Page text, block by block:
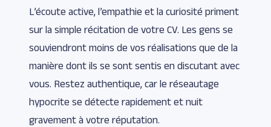
L’écoute active, l’empathie et la curiosité priment
sur la simple récitation de votre CV. Les gens se
souviendront moins de vos réalisations que de la
manière dont ils se sont sentis en discutant avec
vous. Restez authentique, car le réseautage
hypocrite se détecte rapidement et nuit
gravement à votre réputation.